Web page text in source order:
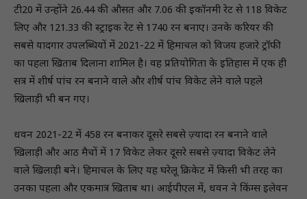
टी20 में उन्होंने 26.44 की औसत और 7.06 की इकॉनमी रेट से 118 विकेट
लिए और 121.33 की स्ट्राइक रेट से 1740 रन बनाए। उनके करियर की
सबसे यादगार उपलब्धियों में 2021-22 में हिमाचल को विजय हजारे ट्रॉफी
का पहला खिताब दिलाना शामिल है। वह प्रतियोगिता के इतिहास में एक ही
सत्र में शीर्ष पांच रन बनाने वाले और शीर्ष पांच विकेट लेने वाले पहले
खिलाड़ी भी बन गए।
धवन 2021-22 में 458 रन बनाकर दूसरे सबसे ज़्यादा रन बनाने वाले
खिलाड़ी और आठ मैचों में 17 विकेट लेकर दूसरे सबसे ज़्यादा विकेट लेने
वाले खिलाड़ी बने। हिमाचल के लिए यह घरेलू क्रिकेट में किसी भी तरह का
उनका पहला और एकमात्र खिताब था। आईपीएल में, धवन ने किंग्स इलेवन